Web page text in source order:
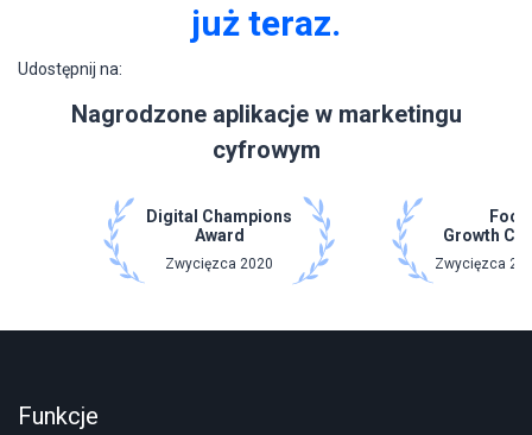
już teraz.
Udostępnij na:
Nagrodzone aplikacje w marketingu
cyfrowym
Digital Champions
Award
Zwycięzca 2020
Growth
Zwycięzca
Funkcje